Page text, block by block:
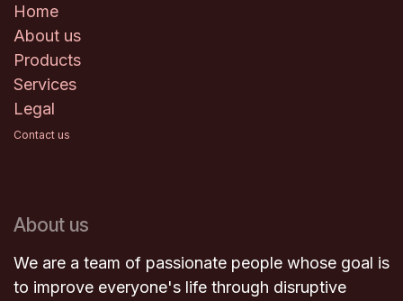
Home
About us
Products
Services
Legal
Contact us
About us
We are a team of passionate people whose goal is
to improve everyone's life through disruptive